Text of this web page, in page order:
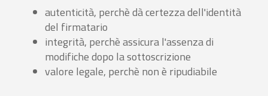
autenticità, perchè dà certezza dell'identità
del firmatario
integrità, perchè assicura l'assenza di
modifiche dopo la sottoscrizione
valore legale, perchè non è ripudiabile